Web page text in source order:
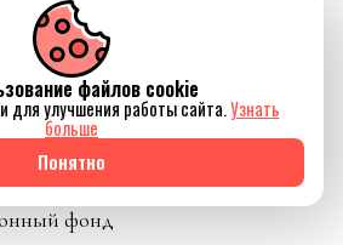
У
FIFA будет
фонд
файлов cookie
для улучшения работы сайта.Узнать
больше
Понятно